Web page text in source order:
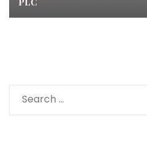
Search
for: